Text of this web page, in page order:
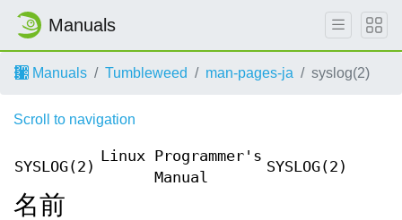
Manuals
Manuals Tumbleweed man-pages-ja syslog(2)
Scroll to navigation
SYSLOG(2)
Linux Programmer's
Manual
SYSLOG(2)
名前